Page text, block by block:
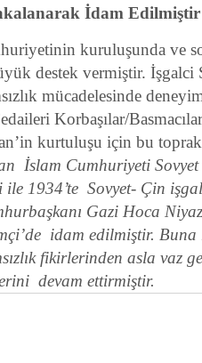
İdam
kuruluşunda ve
destek vermiştir. İşgalci
mücadelesinde
Korbaşılar/
kurtuluşu için bu
İslam Cumhuriyeti
1934’te Sovyet- Çin
Gazi Hoca
idam edilmiştir.
fikirlerinden asla vaz
devam ettirmiştir.